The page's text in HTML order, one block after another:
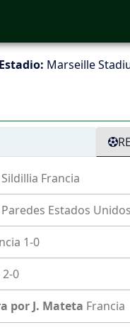
Estadio: Marseille
Sildillia Francia
Paredes Estados Unidos
1-0
2-0
por J. Mateta Francia